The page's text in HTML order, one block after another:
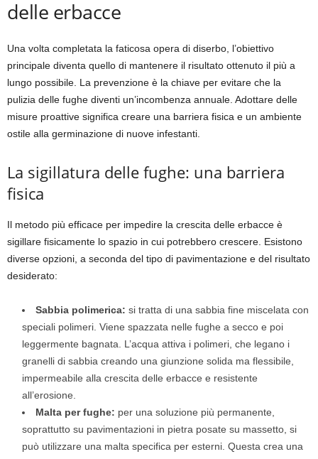
delle erbacce
Una volta completata la faticosa opera di diserbo, l’obiettivo
principale diventa quello di mantenere il risultato ottenuto il più a
lungo possibile. La prevenzione è la chiave per evitare che la
pulizia delle fughe diventi un’incombenza annuale. Adottare delle
misure proattive significa creare una barriera fisica e un ambiente
ostile alla germinazione di nuove infestanti.
La sigillatura delle fughe: una barriera
fisica
Il metodo più efficace per impedire la crescita delle erbacce è
sigillare fisicamente lo spazio in cui potrebbero crescere. Esistono
diverse opzioni, a seconda del tipo di pavimentazione e del risultato
desiderato:
Sabbia polimerica: si tratta di una sabbia fine miscelata con
speciali polimeri. Viene spazzata nelle fughe a secco e poi
leggermente bagnata. L’acqua attiva i polimeri, che legano i
granelli di sabbia creando una giunzione solida ma flessibile,
impermeabile alla crescita delle erbacce e resistente
all’erosione.
Malta per fughe: per una soluzione più permanente,
soprattutto su pavimentazioni in pietra posate su massetto, si
può utilizzare una malta specifica per esterni. Questa crea una